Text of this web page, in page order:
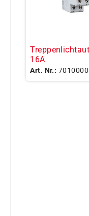
16A
Art. Nr.: